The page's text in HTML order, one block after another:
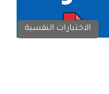
الاختبارات النفسية